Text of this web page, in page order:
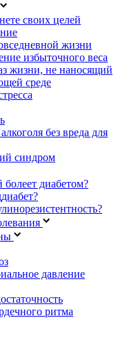
своих целей
жизни
избыточного веса
жизни, не наносящий
среде
без вреда для
синдром
диабетом?
давление
ритма